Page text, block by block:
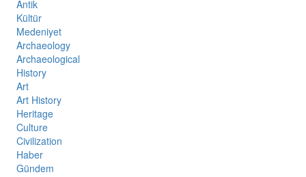
Antik
Kültür
Medeniyet
Archaeology
Archaeological
History
Art
Art History
Heritage
Culture
Civilization
Haber
Gündem